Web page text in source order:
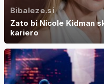
Bibaleze.si
Zato bi Nicole Kidman
kariero